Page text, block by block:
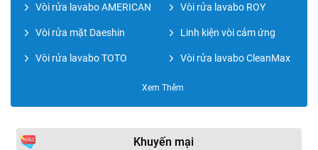
Vòi rửa lavabo AMERICAN Vòi rửa lavabo ROY
Vòi rửa mặt Daeshin Linh kiện vòi cảm ứng
Vòi rửa lavabo TOTO Vòi rửa lavabo CleanMax
Vòi rửa lavabo bán tự động
Vòi rửa lavabo CAESAR Vòi rửa lavabo MOONOAH
Vòi rửa lavabo DAEHAN Vòi rửa lavabo mạ vàng
Xem Thêm
Khuyến mại